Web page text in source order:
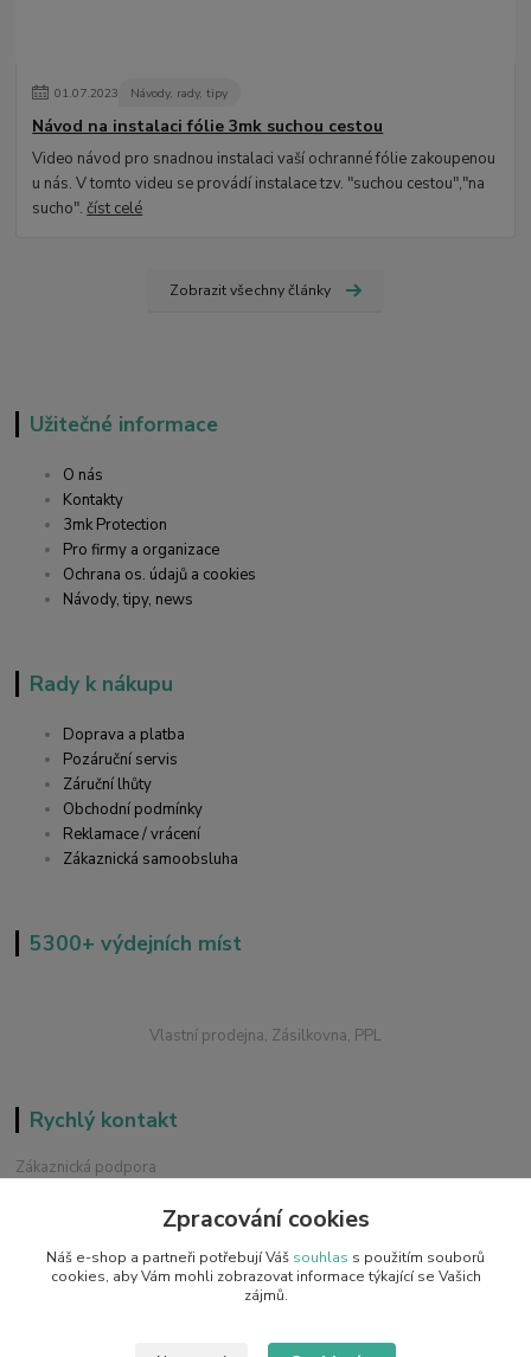
01.07.2023 Návody, rady, tipy
Návod na instalaci fólie 3mk suchou cestou
Video návod pro snadnou instalaci vaší ochranné fólie zakoupenou
u nás. V tomto videu se provádí instalace tzv. "suchou cestou","na
sucho".číst celé
Zobrazit všechny články
Užitečné informace
O nás
Kontakty
3mk Protection
Pro firmy a organizace
Ochrana os. údajů a cookies
Návody, tipy, news
Rady k nákupu
Doprava a platba
Pozáruční servis
Záruční lhůty
Obchodní podmínky
Reklamace / vrácení
Zákaznická samoobsluha
5300+ výdejních míst
Vlastní prodejna, Zásilkovna, PPL
Rychlý kontakt
Zákaznická podpora
Chat / Online podpora - 24/7
info@emobilky.cz
Zpracování cookies
Náš e-shop a partneři potřebují Váš souhlas s použitím souborů
cookies, aby Vám mohli zobrazovat informace týkající se Vašich
zájmů.